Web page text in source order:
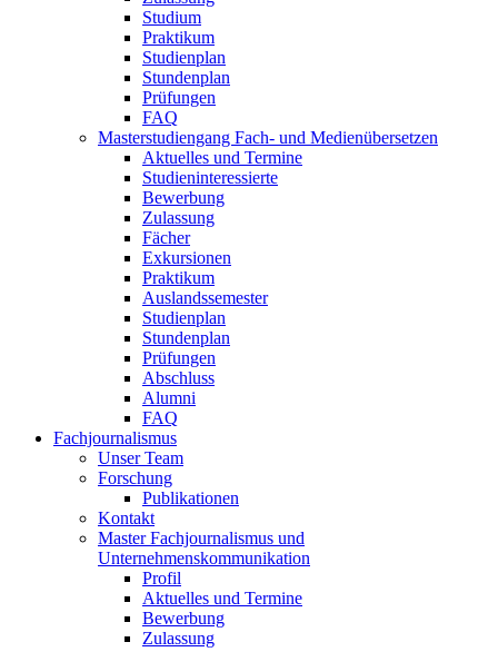
Studium
Praktikum
Studienplan
Stundenplan
Prüfungen
FAQ
Masterstudiengang Fach- und Medienübersetzen
Aktuelles und Termine
Studieninteressierte
Bewerbung
Zulassung
Fächer
Exkursionen
Praktikum
Auslandssemester
Studienplan
Stundenplan
Prüfungen
Abschluss
Alumni
FAQ
Fachjournalismus
Unser Team
Forschung
Publikationen
Kontakt
Master Fachjournalismus und
Unternehmenskommunikation
Profil
Aktuelles und Termine
Bewerbung
Zulassung